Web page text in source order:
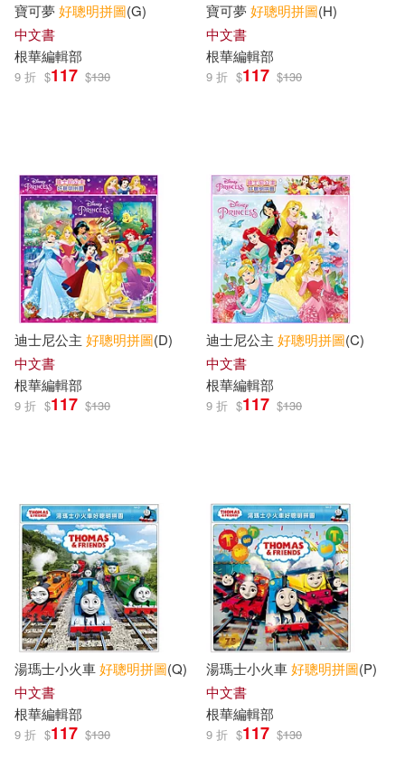
寶可夢好聰明拼圖(G)
中文書
根華編輯部
9 折 $117 $130
寶可夢好聰明拼圖(H)
中文書
根華編輯部
9 折 $117 $130
迪士尼公主 好聰明拼圖(D)
中文書
根華編輯部
9 折 $117 $130
迪士尼公主 好聰明拼圖(C)
中文書
根華編輯部
9 折 $117 $130
湯瑪士小火車好聰明拼圖(Q)
中文書
根華編輯部
9 折 $117 $130
湯瑪士小火車好聰明拼圖(P)
中文書
根華編輯部
9 折 $117 $130